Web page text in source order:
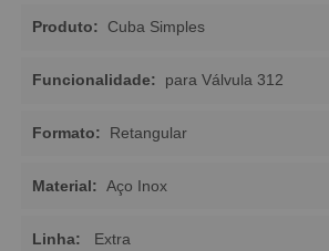
Produto: Cuba Simples
Funcionalidade: para Válvula 312
Formato: Retangular
Material: Aço Inox
Linha: Extra